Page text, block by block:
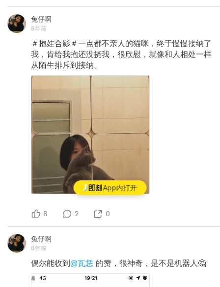
App内打开
兔仔啊
8年前
＃抱娃合影＃一点都不亲人的猫咪，终于慢慢接纳了
我，肯给我抱还没挠我，很欣慰，就像和人相处一样
从陌生排斥到接纳。
8 2 0
兔仔啊
8年前
偶尔能收到@瓦恁 的赞，很神奇，是不是机器人🤔